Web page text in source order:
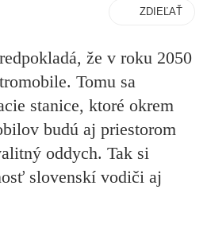
ZDIEĽAŤ
že v roku 2050
Tomu sa
stanice, ktoré okrem
budú aj priestorom
oddych. Tak si
slovenskí vodiči aj